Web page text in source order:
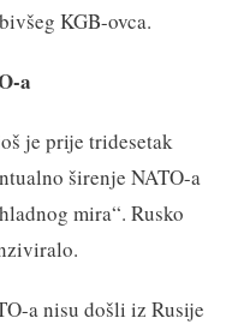
KGB-ovca.
a
je prije tridesetak
širenje NATO-a
mira“. Rusko
a nisu došli iz Rusije